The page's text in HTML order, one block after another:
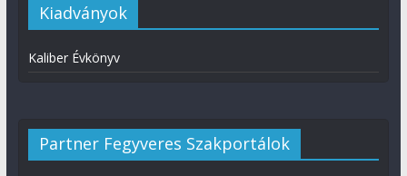
Kiadványok
Kaliber Évkönyv
Partner Fegyveres Szakportálok